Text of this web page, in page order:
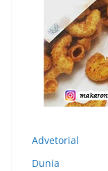
Advetorial
Dunia